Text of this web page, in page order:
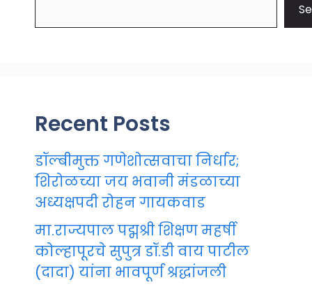
Recent Posts
डॉल्बीमुक्त गणेशोत्सवाचा निर्धार;
शिरोळच्या जय भवानी मंडळाच्या
अध्यक्षपदी रोहन गायकवाड
मा.राज्यपाल पद्मश्री शिक्षण महर्षी
कोल्हापूरचे सुपुत्र डॉ.डी वाय पाटील
(दादा) यांना भावपूर्ण श्रद्धांजली